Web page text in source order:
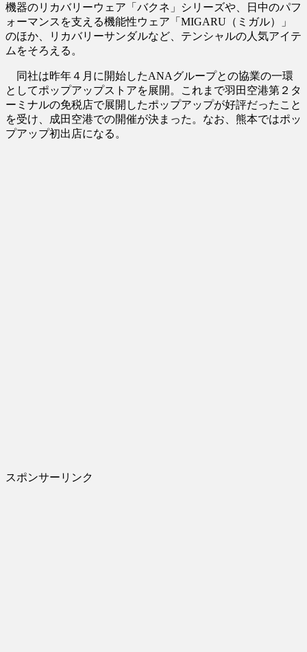
機器のリカバリーウェア「バクネ」シリーズや、日中のパフ
ォーマンスを支える機能性ウェア「MIGARU（ミガル）」
のほか、リカバリーサンダルなど、テンシャルの人気アイテ
ムをそろえる。
同社は昨年４月に開始したANAグループとの協業の一環
としてポップアップストアを展開。これまで羽田空港第２タ
ーミナルの免税店で展開したポップアップが好評だったこと
を受け、成田空港での開催が決まった。なお、熊本ではポッ
プアップ初出店になる。
スポンサーリンク